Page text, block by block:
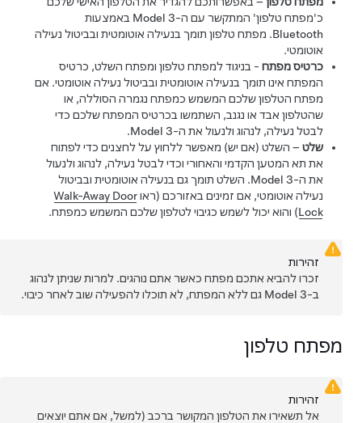
כ'מפתח טלפון' המתקשר עם ה-Model 3באמצעות
Bluetooth. מפתח טלפון תומך בנעילה אוטומטית ובביטול נעילה
אוטומטי.
כרטיס מפתח- בניגוד למפתח טלפון ומפתח השלט, כרטיס
המפתח אינו תומך בנעילה אוטומטית ובביטול נעילה אוטומטי. אם
מפתח הטלפון שלכם המשמש כמפתח נגמרה הסוללה, או
שהטלפון אבד או נגנב, השתמשו בכרטיס המפתח שלכם כדי
לבטל נעילה, לנהוג ולנעול את ה-Model 3
.
שלט– השלט (אם יש) מאפשר ללחוץ על לחצנים כדי לפתוח
את תא המטען הקדמי והאחורי וכדי לבטל נעילה, לנהוג ולנעול
את ה-Model 3. השלט תומך גם בנעילה אוטומטית ובביטול
נעילה אוטומטי, אם זמינים באזורכם (ראוWalk-Away Door
Lock) והוא יכול לשמש כגיבוי לטלפון שלכם המשמש כמפתח.
זהירות
זכרו להביא אתכם מפתח כאשר אתם נוהגים. למרות שניתן לנהוג
Model 3גם ללא המפתח, לא תוכלו להפעילה שוב לאחר כיבוי.
מפתח טלפון
זהירות
אל תשאירו את הטלפון המקושר ברכב (למשל, אם אתם יוצאים